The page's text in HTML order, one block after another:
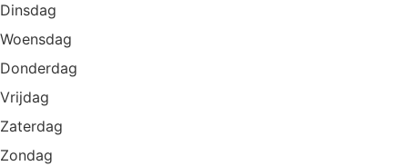
Dinsdag
Woensdag
Donderdag
Vrijdag
Zaterdag
Zondag